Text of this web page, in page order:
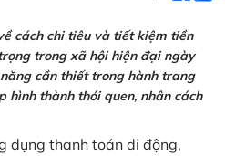
cách chi tiêu và tiết kiệm tiền
trong xã hội hiện đại ngày
cần thiết trong hành trang
hình thành thói quen, nhân cách
dụng thanh toán di động,